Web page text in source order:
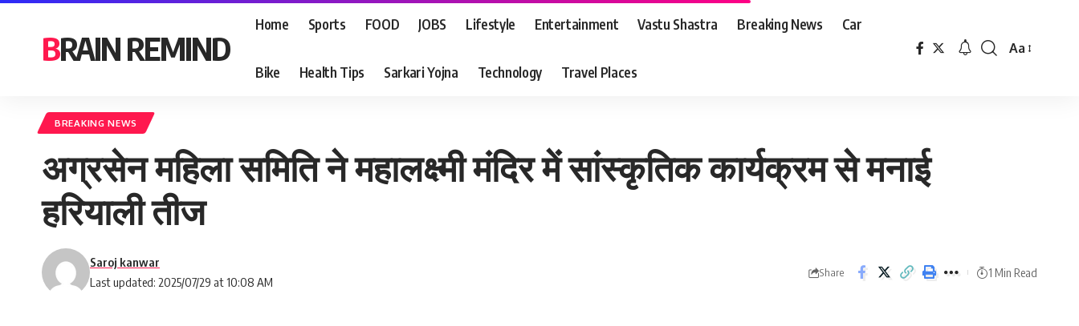
BRAIN REMIND
Home Sports FOOD JOBS Lifestyle Entertainment Vastu Shastra Breaking News Car
Bike Health Tips Sarkari Yojna Technology Travel Places
Font
Aa
BREAKING NEWS
अग्रसेन महिला समिति ने महालक्ष्मी मंदिर में सांस्कृतिक कार्यक्रम से मनाई
हरियाली तीज
Last updated: 2025/07/29 at 10:08 AM
Saroj kanwar
Share 1 Min Read